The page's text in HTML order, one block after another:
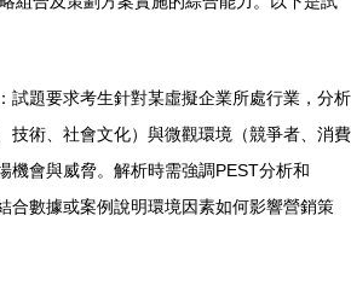
題：試題要求考生針對某虛擬企業所處行業，分析
、技術、社會文化）與微觀環境（競爭者、消費
市場機會與威脅。解析時需強調PEST分析和
合數據或案例說明環境因素如何影響營銷策